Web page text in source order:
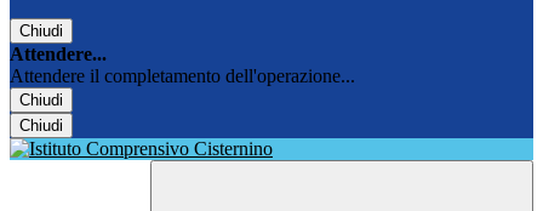
Chiudi
Attendere...
Attendere il completamento dell'operazione...
Chiudi
Chiudi